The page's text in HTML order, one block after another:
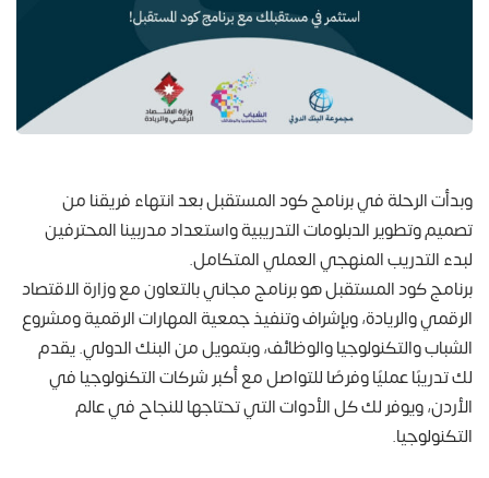
وبدأت الرحلة في برنامج كود المستقبل بعد انتهاء فريقنا من
تصميم وتطوير الدبلومات التدريبية واستعداد مدربينا المحترفين
لبدء التدريب المنهجي العملي المتكامل.
برنامج كود المستقبل هو برنامج مجاني بالتعاون مع وزارة الاقتصاد
الرقمي والريادة، وبإشراف وتنفيذ جمعية المهارات الرقمية ومشروع
الشباب والتكنولوجيا والوظائف، وبتمويل من البنك الدولي. يقدم
لك تدريبًا عمليًا وفرصًا للتواصل مع أكبر شركات التكنولوجيا في
الأردن، ويوفر لك كل الأدوات التي تحتاجها للنجاح في عالم
التكنولوجيا.